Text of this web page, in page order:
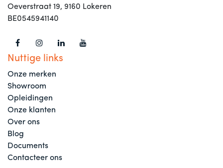
Oeverstraat 19, 9160 Lokeren
BE0545941140
Nuttige links
Onze merken
Showroom
Opleidingen
Onze klanten
Over ons
Blog
Documents
Contacteer ons